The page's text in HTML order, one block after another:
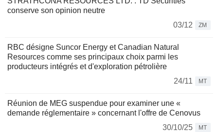
conserve son opinion neutre
03/12
ZM
RBC désigne Suncor Energy et Canadian Natural
Resources comme ses principaux choix parmi les
producteurs intégrés et d'exploration pétrolière
24/11
MT
Réunion de MEG suspendue pour examiner une «
demande réglementaire » concernant l'offre de Cenovus
30/10/25
MT